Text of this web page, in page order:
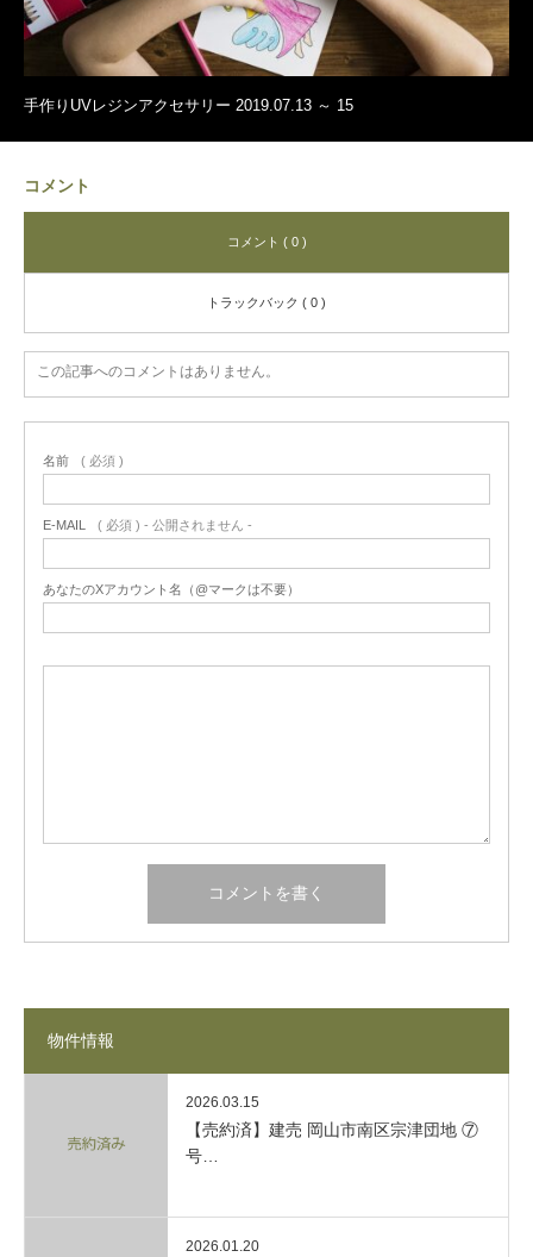
手作りUVレジンアクセサリー 2019.07.13 ～ 15
コメント
コメント ( 0 )
トラックバック ( 0 )
この記事へのコメントはありません。
名前 ( 必須 )
E-MAIL ( 必須 ) - 公開されません -
あなたのXアカウント名（@マークは不要）
物件情報
2026.03.15
【売約済】建売 岡山市南区宗津団地 ⑦
号…
2026.01.20